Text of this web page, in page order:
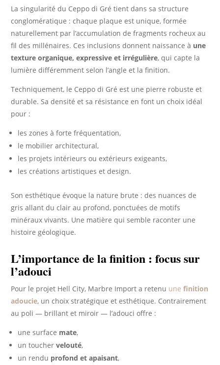
La singularité du Ceppo di Gré tient dans sa structure
conglomératique : chaque plaque est unique, formée
naturellement par l’accumulation de fragments rocheux au
fil des millénaires. Ces inclusions donnent naissance à une
texture organique, expressive et irrégulière, qui capte la
lumière différemment selon l’angle et la finition.
Techniquement, le Ceppo di Gré est une pierre robuste et
durable. Sa densité et sa résistance en font un choix idéal
pour :
les zones à forte fréquentation,
le mobilier architectural,
les projets intérieurs ou extérieurs exigeants,
les créations artistiques et design.
Son esthétique évoque la nature brute : des nuances de
gris allant du clair au profond, ponctuées de motifs
minéraux vivants. Une matière qui semble raconter une
histoire géologique.
L’importance de la finition : focus sur
l’adouci
Pour le projet Hell City, Marbre Import a retenu unefinition
adoucie, un choix stratégique et esthétique. Contrairement
au poli — brillant et miroir — l’adouci offre :
une surface mate,
un touchervelouté,
un rendu profond et apaisant,